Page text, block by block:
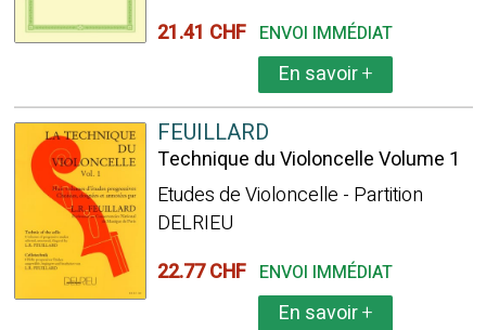
21.41 CHF ENVOI IMMÉDIAT
En savoir+
FEUILLARD
Technique du Violoncelle Volume 1
Etudes de Violoncelle - Partition
DELRIEU
22.77 CHF ENVOI IMMÉDIAT
En savoir+